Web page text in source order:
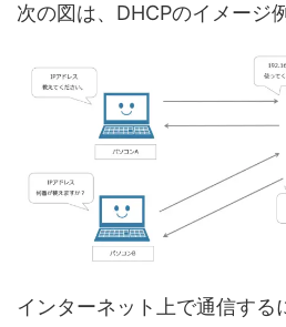
次の図は、DHCPのイメージ
インターネット上で通信する